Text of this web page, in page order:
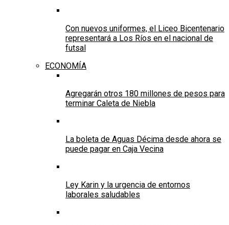
Con nuevos uniformes, el Liceo Bicentenario
representará a Los Ríos en el nacional de
futsal
ECONOMÍA
Agregarán otros 180 millones de pesos para
terminar Caleta de Niebla
La boleta de Aguas Décima desde ahora se
puede pagar en Caja Vecina
Ley Karin y la urgencia de entornos
laborales saludables